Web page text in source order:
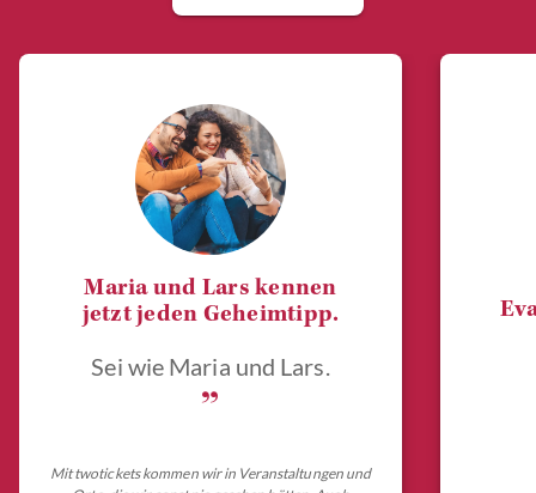
Maria und Lars kennen
jetzt jeden Geheimtipp.
Sei wie Maria und Lars.
„
Mit twotickets kommen wir in Veranstaltungen und